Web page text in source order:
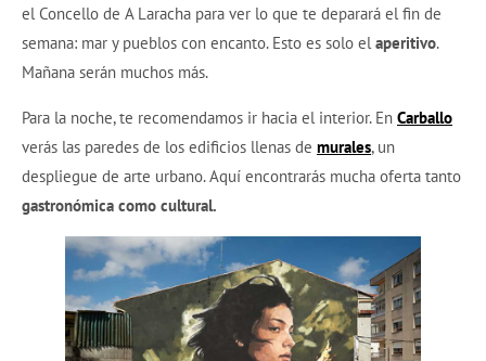
el Concello de A Laracha para ver lo que te deparará el fin de
semana: mar y pueblos con encanto. Esto es solo elaperitivo.
Mañana serán muchos más.
Para la noche, te recomendamos ir hacia el interior. En Carballo
verás las paredes de los edificios llenas de murales, un
despliegue de arte urbano. Aquí encontrarás mucha oferta tanto
gastronómica como cultural.